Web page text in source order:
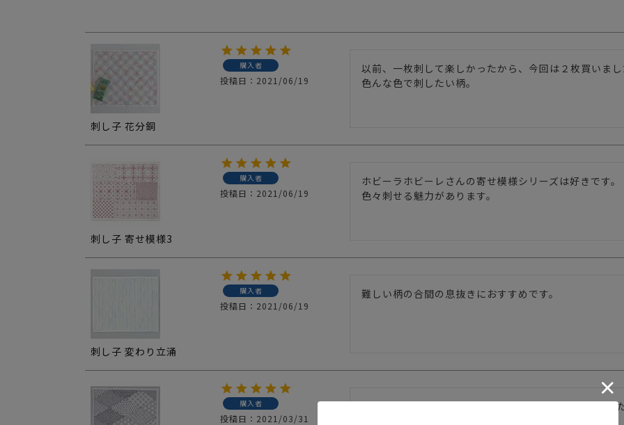
刺し子 花分銅
購入者
投稿日 2021/06/19
以前、一枚刺して楽しかったから、今回は２枚買いま
刺し子 寄せ模様3
購入者
投稿日 2021/06/19
ホビーラホビーレさんの寄せ模様シリーズは好きです。
刺し子 変わり立涌
購入者
投稿日 2021/06/19
購入者
投稿日 2021/03/31